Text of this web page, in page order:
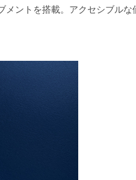
メントを搭載。アクセシブルな